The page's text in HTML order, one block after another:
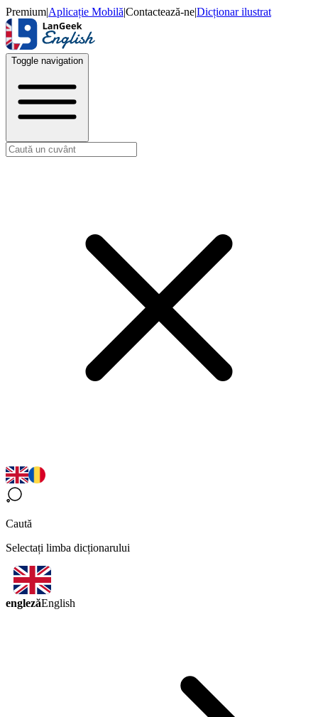
Premium|Aplicație Mobilă|Contactează-ne|Dicționar ilustrat
Toggle navigation
Caută
Selectați limba dicționarului
englezăEnglish